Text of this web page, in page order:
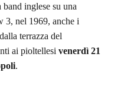
inglese su una
3, nel 1969, anche i
terrazza del
ai pioltellesi venerdì 21
.